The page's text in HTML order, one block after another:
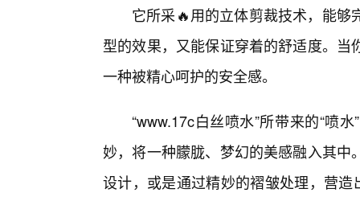
它所采🔥用的立体剪裁技术，能
型的效果，又能保证穿着的舒适度。
一种被精心呵护的安全感。
“www.17c白丝喷水”所带来的“喷
妙，将一种朦胧、梦幻的美感融入其
设计，或是通过精妙的褶皱处理，营